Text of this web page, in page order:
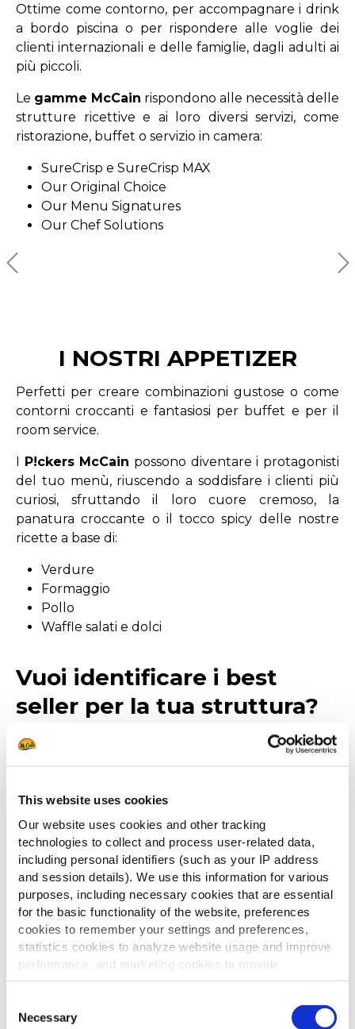
This website uses cookies
Our website uses cookies and other tracking
technologies to collect and process user-related data,
including personal identifiers (such as your IP address
and session details). We use this information for various
purposes, including necessary cookies that are essential
for the basic functionality of the website, preferences
cookies to remember your settings and preferences,
statistics cookies to analyze website usage and improve
performance, and marketing cookies to provide
personalized content and advertising.
By clicking 'Allow all cookies', you consent to the use of
Selection
Necessary
Ottime come contorno, per accompagnare i drink
a bordo piscina o per rispondere alle voglie dei
clienti internazionali e delle famiglie, dagli adulti ai
più piccoli.
Le gamme McCain rispondono alle necessità delle
strutture ricettive e ai loro diversi servizi, come
ristorazione, buffet o servizio in camera:
SureCrisp e SureCrisp MAX
Our Original Choice
Our Menu Signatures
Our Chef Solutions
I NOSTRI APPETIZER
Perfetti per creare combinazioni gustose o come
contorni croccanti e fantasiosi per buffet e per il
room service.
I P!ckers McCain possono diventare i protagonisti
del tuo menù, riuscendo a soddisfare i clienti più
curiosi, sfruttando il loro cuore cremoso, la
panatura croccante o il tocco spicy delle nostre
ricette a base di:
Verdure
Formaggio
Pollo
Waffle salati e dolci
Vuoi identificare i best
seller per la tua struttura?
Compila questo form e un consulente McCain sarà
a tua disposizione per consigliarti i prodotti giusti e